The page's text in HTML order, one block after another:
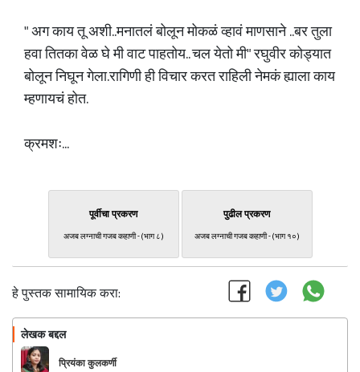
" अग काय तू अशी..मनातलं बोलून मोकळं व्हावं माणसाने ..बर तुला
हवा तितका वेळ घे मी वाट पाहतोय.. चल येतो मी" रघुवीर कोड्यात
बोलून निघून गेला.रागिणी ही विचार करत राहिली नेमकं ह्याला काय
म्हणायचं होत.
क्रमशः...
पूर्वीचा प्रकरण
अजब लग्नाची गजब कहाणी - (भाग ८)
पुढील प्रकरण
अजब लग्नाची गजब कहाणी - (भाग १०)
हे पुस्तक सामायिक करा:
लेखक बद्दल
प्रियंका कुलकर्णी